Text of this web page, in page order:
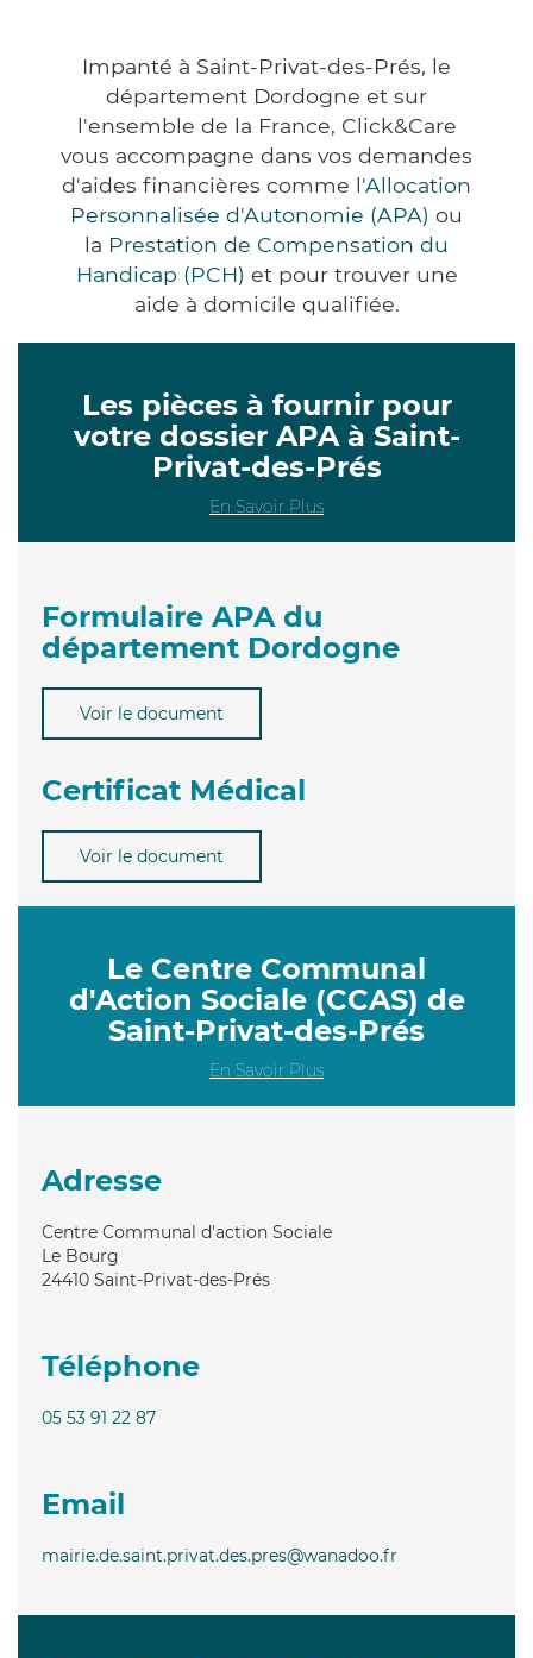
Impanté à Saint-Privat-des-Prés, le
département Dordogne et sur
l'ensemble de la France, Click&Care
vous accompagne dans vos demandes
d'aides financières comme l'Allocation
Personnalisée d'Autonomie (APA) ou
la Prestation de Compensation du
Handicap (PCH) et pour trouver une
aide à domicile qualifiée.
Les pièces à fournir pour
votre dossier APA à Saint-
Privat-des-Prés
En Savoir Plus
Formulaire APA du
département Dordogne
Voir le document
Certificat Médical
Voir le document
Le Centre Communal
d'Action Sociale (CCAS) de
Saint-Privat-des-Prés
En Savoir Plus
Adresse
Centre Communal d'action Sociale
Le Bourg
24410 Saint-Privat-des-Prés
Téléphone
05 53 91 22 87
Email
mairie.de.saint.privat.des.pres@wanadoo.fr